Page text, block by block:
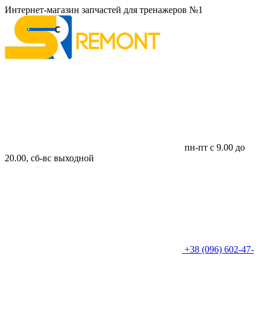
Интернет-магазин запчастей для тренажеров №1
пн-пт с 9.00 до
20.00, сб-вс выходной
+38 (096) 602-47-